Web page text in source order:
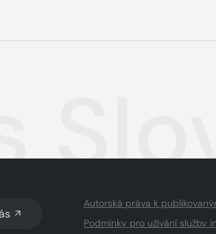
Autorská práva k
Podmínky pro užívání služby